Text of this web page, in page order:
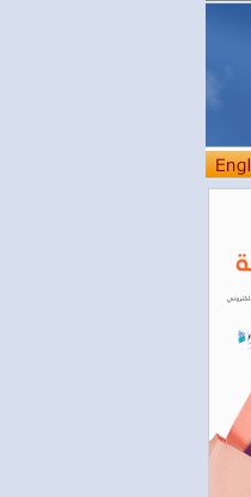
يمدّد ساعات العمل حتى